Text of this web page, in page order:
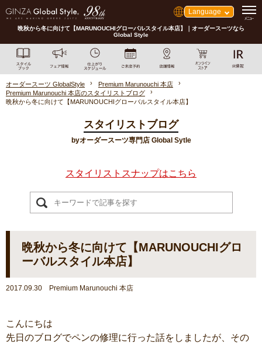
Language
晩秋から冬に向けて【MARUNOUCHIグローバルスタイル本店】｜オーダースーツなら
Global Style
オーダースーツ GlobalStyle
Premium Marunouchi 本店
Premium Marunouchi 本店のスタイリストブログ
晩秋から冬に向けて【MARUNOUCHIグローバルスタイル本店】
スタイリストブログ
byオーダースーツ専門店 Global Sytle
スタイリストスナップはこちら
晩秋から冬に向けて【MARUNOUCHIグロ
ーバルスタイル本店】
2017.09.30 Premium Marunouchi 本店
こんにちは
先日のブログでペンの修理に行った話をしましたが、その